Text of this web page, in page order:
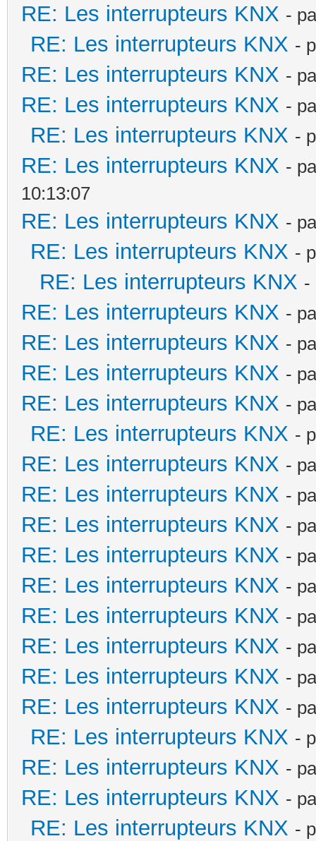
RE: Les interrupteurs KNX -
RE: Les interrupteurs KNX -
RE: Les interrupteurs KNX -
RE: Les interrupteurs KNX -
RE: Les interrupteurs KNX -
RE: Les interrupteurs KNX -
10:13:07
RE: Les interrupteurs KNX -
RE: Les interrupteurs KNX -
RE: Les interrupteurs KNX -
RE: Les interrupteurs KNX -
RE: Les interrupteurs KNX -
RE: Les interrupteurs KNX -
RE: Les interrupteurs KNX -
RE: Les interrupteurs KNX -
RE: Les interrupteurs KNX -
RE: Les interrupteurs KNX -
RE: Les interrupteurs KNX -
RE: Les interrupteurs KNX -
RE: Les interrupteurs KNX -
RE: Les interrupteurs KNX -
RE: Les interrupteurs KNX -
RE: Les interrupteurs KNX -
RE: Les interrupteurs KNX -
RE: Les interrupteurs KNX -
RE: Les interrupteurs KNX -
RE: Les interrupteurs KNX -
RE: Les interrupteurs KNX -